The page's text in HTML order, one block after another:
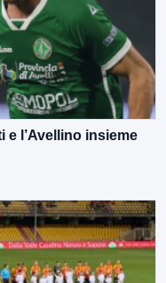
e l’Avellino insieme